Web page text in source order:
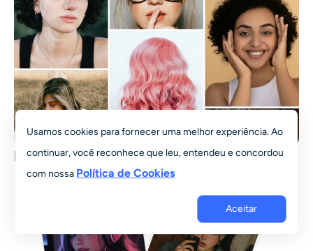
Mudança de penteado
Usamos cookies para fornecer uma melhor experiência. Ao
continuar, você reconhece que leu, entendeu e concordou
com nossa Política de Cookies
Aceitar